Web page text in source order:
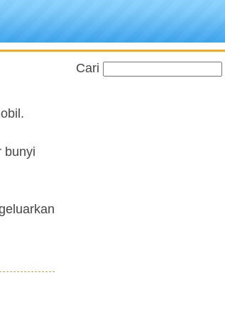
bunyi
Cari